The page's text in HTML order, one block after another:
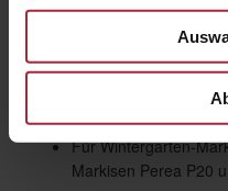
WMS Sensorik für
Montage flach und
Für Wintergarten-
Markisen Perea P20